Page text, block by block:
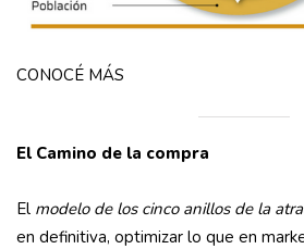
CONOCÉ MÁS
El Camino de la compra
El modelo de los cinco anillos de la
en definitiva, optimizar lo que en